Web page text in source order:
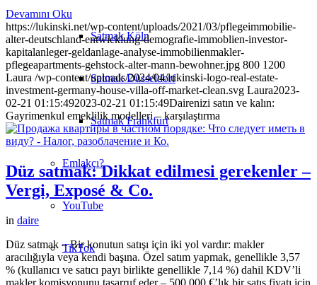
Satmak Köln
Satmak Düsseldorf
Satmak Frankfurt
Emlakçı?
YouTube
TikTok
Devamını Oku
https://lukinski.net/wp-content/uploads/2021/03/pflegeimmobilie-
alter-deutschland-entwicklung-demografie-immoblien-investor-
kapitalanleger-geldanlage-analyse-immobilienmakler-
pflegeapartments-gehstock-alter-mann-bewohner.jpg 800 1200
Laura /wp-content/uploads/2024/04/lukinski-logo-real-estate-
investment-germany-house-villa-off-market-clean.svg Laura2023-
02-21 01:15:492023-02-21 01:15:49Dairenizi satın ve kalın:
Gayrimenkul emeklilik modelleri – karşılaştırma
Düz satmak: Dikkat edilmesi gerekenler –
Vergi, Exposé & Co.
in daire
Düz satmak – Bir konutun satışı için iki yol vardır: makler
aracılığıyla veya kendi başına. Özel satım yapmak, genellikle 3,57
% (kullanıcı ve satıcı payı birlikte genellikle 7,14 %) dahil KDV’li
makler komisyonunu tasarruf eder – 500.000 €’lık bir satış fiyatı için